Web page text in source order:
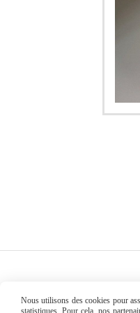
Nous utilisons des cookies pour
statistiques. Pour cela, nos